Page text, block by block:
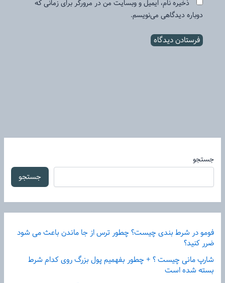
جستجو
جستجو
فومو در شرط بندی چیست؟ چطور ترس از جا ماندن باعث می شود
ضرر کنید؟
شارپ مانی چیست ؟ + چطور بفهمیم پول بزرگ روی کدام شرط
بسته شده است
ذخیره نام، ایمیل و وبسایت من در مرورگر برای زمانی که
دوباره دیدگاهی می‌نویسم.